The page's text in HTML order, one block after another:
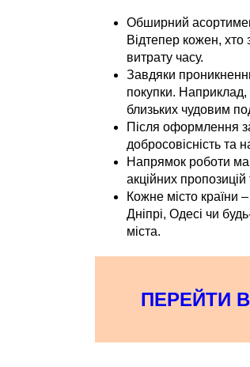
Обширний
Відтепер кожен, хто
витрату часу.
Завдяки
покупки.
близьких чудовим
Після оформлення
добросовісність та
Напрямок роботи
акційних
Кожне місто країни
Дніпрі, Одесі чи
міста.
ПЕРЕЙТИ